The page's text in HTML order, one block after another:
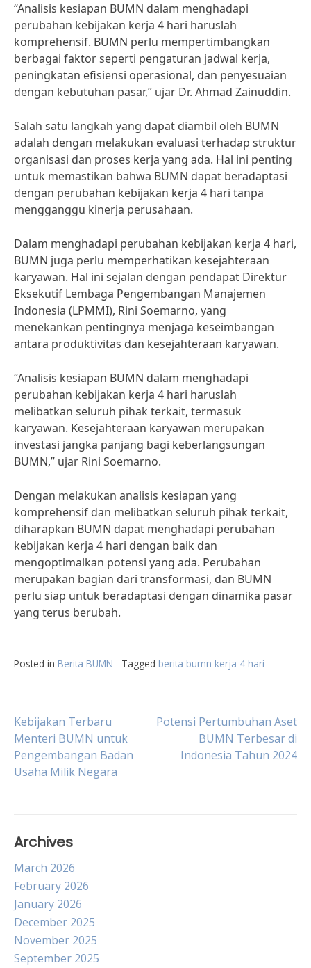
“Analisis kesiapan BUMN dalam menghadapi
perubahan kebijakan kerja 4 hari haruslah
komprehensif. BUMN perlu mempertimbangkan
berbagai faktor seperti pengaturan jadwal kerja,
peningkatan efisiensi operasional, dan penyesuaian
dengan kebutuhan pasar,” ujar Dr. Ahmad Zainuddin.
Salah satu langkah yang dapat diambil oleh BUMN
adalah dengan melakukan evaluasi terhadap struktur
organisasi dan proses kerja yang ada. Hal ini penting
untuk memastikan bahwa BUMN dapat beradaptasi
dengan perubahan kebijakan kerja 4 hari tanpa
mengganggu kinerja perusahaan.
Dalam menghadapi perubahan kebijakan kerja 4 hari,
BUMN juga perlu memperhatikan kesejahteraan
karyawan. Hal ini sejalan dengan pendapat Direktur
Eksekutif Lembaga Pengembangan Manajemen
Indonesia (LPMMI), Rini Soemarno, yang
menekankan pentingnya menjaga keseimbangan
antara produktivitas dan kesejahteraan karyawan.
“Analisis kesiapan BUMN dalam menghadapi
perubahan kebijakan kerja 4 hari haruslah
melibatkan seluruh pihak terkait, termasuk
karyawan. Kesejahteraan karyawan merupakan
investasi jangka panjang bagi keberlangsungan
BUMN,” ujar Rini Soemarno.
Dengan melakukan analisis kesiapan yang
komprehensif dan melibatkan seluruh pihak terkait,
diharapkan BUMN dapat menghadapi perubahan
kebijakan kerja 4 hari dengan baik dan
mengoptimalkan potensi yang ada. Perubahan
merupakan bagian dari transformasi, dan BUMN
perlu siap untuk beradaptasi dengan dinamika pasar
yang terus berubah.
Posted in Berita BUMN Tagged berita bumn kerja 4 hari
Post
navigation
Kebijakan Terbaru
Menteri BUMN untuk
Pengembangan Badan
Usaha Milik Negara
Potensi Pertumbuhan Aset
BUMN Terbesar di
Indonesia Tahun 2024
Archives
March 2026
February 2026
January 2026
December 2025
November 2025
September 2025